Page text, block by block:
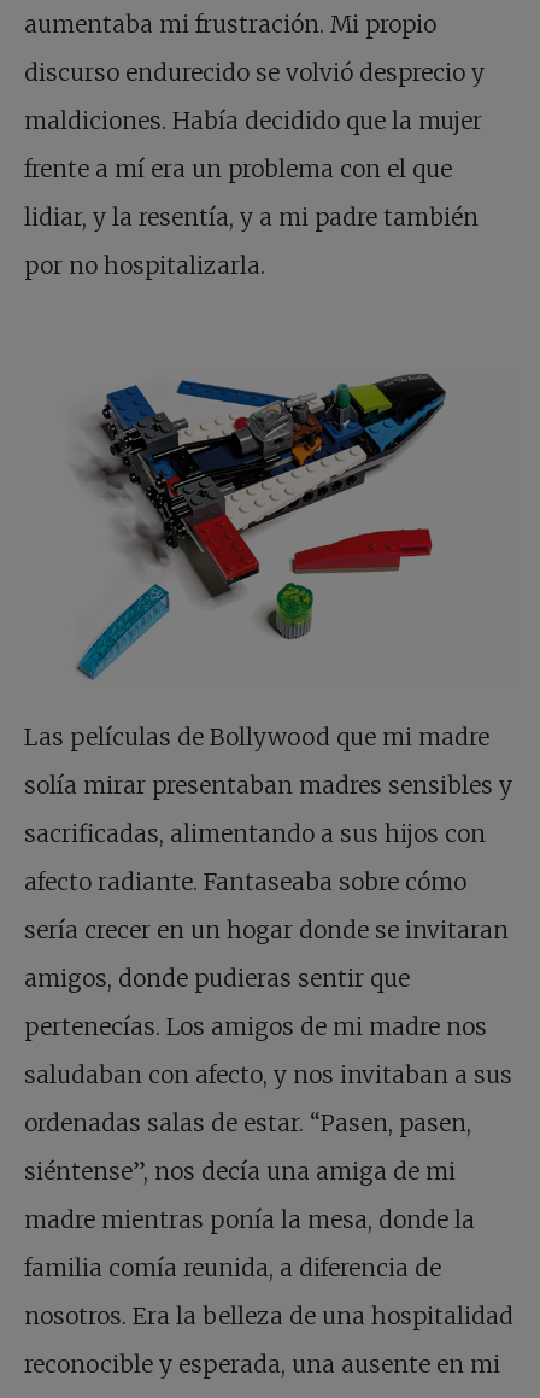
aumentaba mi frustración. Mi propio
discurso endurecido se volvió desprecio y
maldiciones. Había decidido que la mujer
frente a mí era un problema con el que
lidiar, y la resentía, y a mi padre también
por no hospitalizarla.
Las películas de Bollywood que mi madre
solía mirar presentaban madres sensibles y
sacrificadas, alimentando a sus hijos con
afecto radiante. Fantaseaba sobre cómo
sería crecer en un hogar donde se invitaran
amigos, donde pudieras sentir que
pertenecías. Los amigos de mi madre nos
saludaban con afecto, y nos invitaban a sus
ordenadas salas de estar. “Pasen, pasen,
siéntense”, nos decía una amiga de mi
madre mientras ponía la mesa, donde la
familia comía reunida, a diferencia de
nosotros. Era la belleza de una hospitalidad
reconocible y esperada, una ausente en mi